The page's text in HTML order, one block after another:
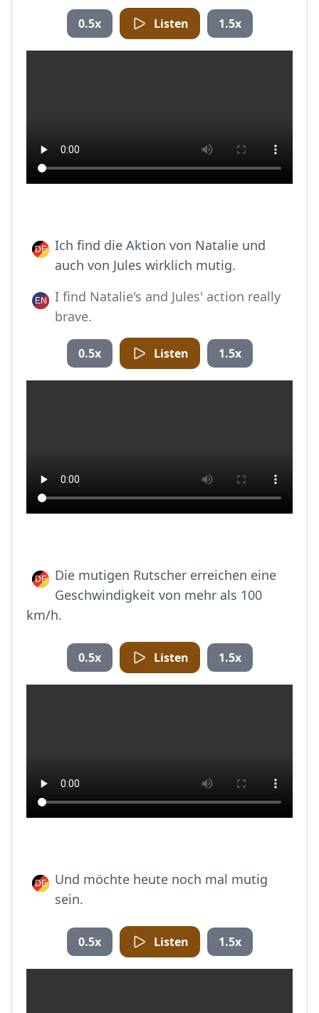
0.5x Listen 1.5x
Ich find die Aktion von Natalie und
auch von Jules wirklich mutig.
I find Natalie's and Jules' action really
brave.
0.5x Listen 1.5x
Die mutigen Rutscher erreichen eine
Geschwindigkeit von mehr als 100
km/h.
0.5x Listen 1.5x
Und möchte heute noch mal mutig
sein.
0.5x Listen 1.5x